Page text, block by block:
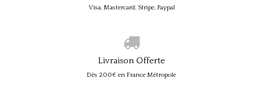
Visa, Mastercard, Stripe, Paypal
Livraison Offerte
Dès 200€ en France Métropole